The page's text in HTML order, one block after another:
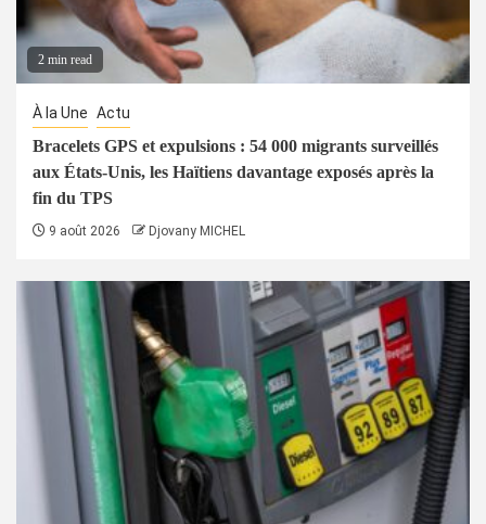
2 min read
À la Une Actu
Bracelets GPS et expulsions : 54 000 migrants surveillés
aux États-Unis, les Haïtiens davantage exposés après la
fin du TPS
9 août 2026 Djovany MICHEL